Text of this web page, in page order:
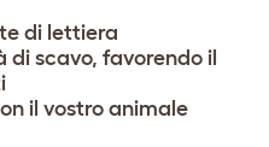
di lettiera
scavo, favorendo il
il vostro animale